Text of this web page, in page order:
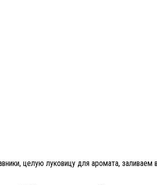
целую луковицу для аромата, заливаем